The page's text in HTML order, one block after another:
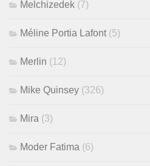
Melchizedek (7)
Méline Portia Lafont (5)
Merlin (12)
Mike Quinsey (326)
Mira (3)
Moder Fatima (6)